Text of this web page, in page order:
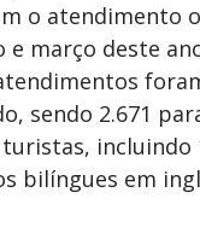
o atendimento
e março deste
sendo 2.671
turistas, incluindo
bilíngues em